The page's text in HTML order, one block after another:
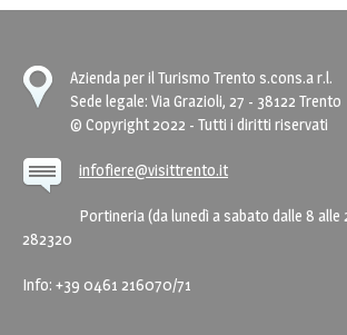
Azienda per il Turismo Trento s.cons.a r.l.
Sede legale: Via Grazioli, 27 - 38122 Trento
© Copyright 2022 - Tutti i diritti riservati
infofiere@visittrento.it
Portineria (da lunedì a sabato dalle 8 alle
282320
Info: +39 0461 216070/71